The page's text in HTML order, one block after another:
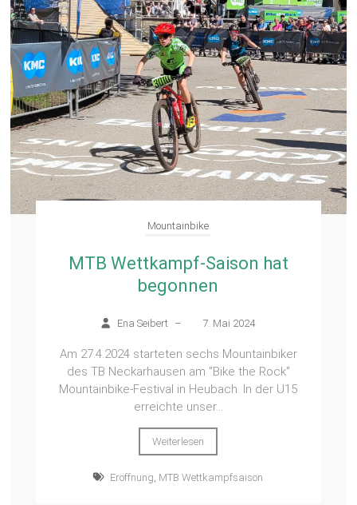
Mountainbike
MTB Wettkampf-Saison hat
begonnen
Ena Seibert – 7. Mai 2024
Am 27.4.2024 starteten sechs Mountainbiker
des TB Neckarhausen am "Bike the Rock"
Mountainbike-Festival in Heubach. In der U15
erreichte unser...
Weiterlesen
Eröffnung, MTB Wettkampfsaison